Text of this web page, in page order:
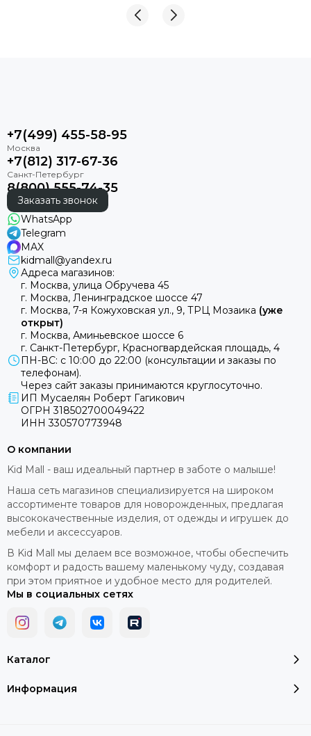
+7(499) 455-58-95
+7(812) 317-67-36
8(800) 555-74-35
Заказать звонок
WhatsApp
Telegram
MAX
kidmall@yandex.ru
Адреса магазинов:
г. Москва, улица Обручева 45
г. Москва, Ленинградское шоссе 47
г. Москва, 7-я Кожуховская ул., 9, ТРЦ Мозаика (уже
открыт)
г. Москва, Аминьевское шоссе 6
г. Санкт-Петербург, Красногвардейская площадь, 4
ПН-ВС: с 10:00 до 22:00 (консультации и заказы по
телефонам).
Через сайт заказы принимаются круглосуточно.
ИП Мусаелян Роберт Гагикович
ОГРН 318502700049422
ИНН 330570773948
Каталог
Информация
О компании
Kid Mall - ваш идеальный партнер в заботе о малыше!
Наша сеть магазинов специализируется на широком
ассортименте товаров для новорожденных, предлагая
высококачественные изделия, от одежды и игрушек до
мебели и аксессуаров.
В Kid Mall мы делаем все возможное, чтобы обеспечить
комфорт и радость вашему маленькому чуду, создавая
при этом приятное и удобное место для родителей.
Мы в социальных сетях